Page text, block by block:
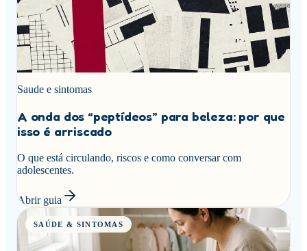
Saude e sintomas
A onda dos “peptídeos” para beleza: por que
isso é arriscado
O que está circulando, riscos e como conversar com
adolescentes.
Abrir guia
SAÚDE & SINTOMAS